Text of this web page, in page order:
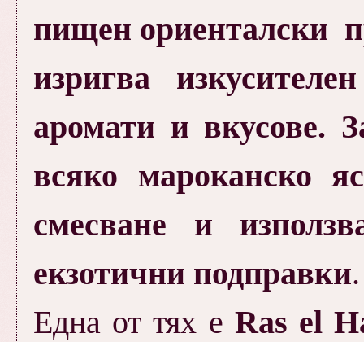
пищен ориенталски
изригва
аромати и вкусове.
всяко мароканско
смесване и
екзотични подправки
Една от тях е Ras el